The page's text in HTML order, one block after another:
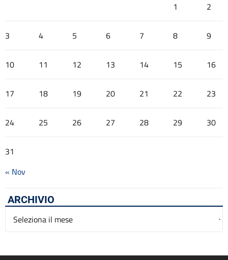
1 2
3 4 5 6 7 8 9
10 11 12 13 14 15 16
17 18 19 20 21 22 23
24 25 26 27 28 29 30
31
« Nov
ARCHIVIO
Archivio